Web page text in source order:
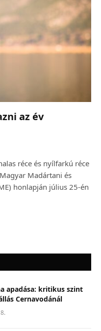
az év
réce és nyílfarkú réce
Madártani és
honlapján július 25-én
apadása: kritikus szint
Cernavodánál